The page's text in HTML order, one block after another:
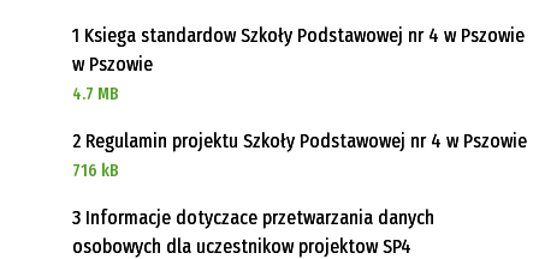
1 Ksiega standardow Szkoły Podstawowej nr 4 w Pszowie
w Pszowie
4.7 MB
2 Regulamin projektu Szkoły Podstawowej nr 4 w Pszowie
716 kB
3 Informacje dotyczace przetwarzania danych
osobowych dla uczestnikow projektow SP4